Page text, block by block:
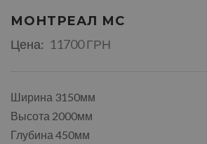
МОНТРЕАЛ МС
Цена: 11700 ГРН
Ширина 3150мм
Высота 2000мм
Глубина 450мм